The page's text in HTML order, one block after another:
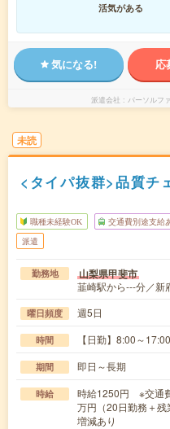
活気がある
気になる! 応
派遣会社 パーソルフ
未読
<タイパ抜群>品質チ
職種未経験OK 交通費別途支給
派遣
勤務地 山梨県甲斐市
韮崎駅から---分／新
曜日頻度 週5日
時間 【日勤】8:00～
期間 即日～長期
時給
時給1250円 ※交通
万円（20日勤務＋
増減あり